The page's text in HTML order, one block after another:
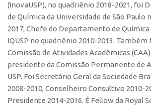
PD&I
Convênios
Chamamento
PIPE/FAPESP
SPRINT
(InovaUSP), no quadriênio 2018-2021, foi
de Química da Universidade de São Paulo
2017, Chefe do Departamento de
IQUSP no quadriênio 2010-2013.
Comissão de Atividades Acadêmicas
presidente da Comissão Permanente de
USP. Foi Secretário Geral da Sociedade
2008-2010, Conselheiro Consultivo 2010-
Presidente 2014-2016. É Fellow da Royal